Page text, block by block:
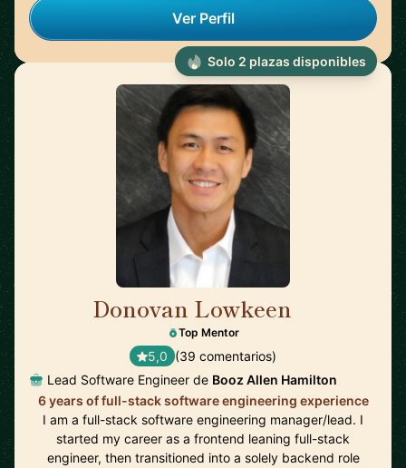
Ver Perfil
Donovan Lowkeen
Top Mentor
5,0 (39 comentarios)
Lead Software Engineer de Booz Allen Hamilton
6 years of full-stack software engineering experience
I am a full-stack software engineering manager/lead. I
started my career as a frontend leaning full-stack
engineer, then transitioned into a solely backend role
Solo 2 plazas disponibles